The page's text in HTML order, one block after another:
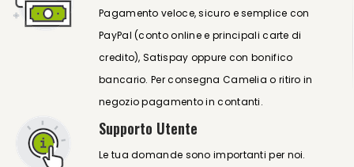
Pagamento veloce, sicuro e semplice con
PayPal (conto online e principali carte di
credito), Satispay oppure con bonifico
bancario. Per consegna Camelia o ritiro in
negozio pagamento in contanti.
Supporto Utente
Le tua domande sono importanti per noi.